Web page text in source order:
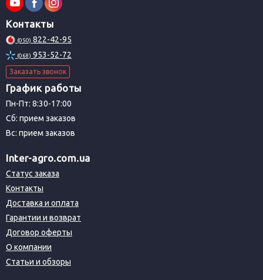
Контакты
(050) 822-42-95
(068) 953-52-72
Заказать звонок
График работы
Пн-Пт: 8:30-17:00
Сб: прием заказов
Вс: прием заказов
Inter-agro.com.ua
Статус заказа
Контакты
Доставка и оплата
Гарантии и возврат
Договор оферты
О компании
Статьи и обзоры